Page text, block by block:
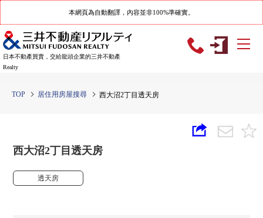
本網頁為自動翻譯，內容並非100%準確實。
日本不動產買賣，交給龍頭企業的三井不動產
Realty
TOP 居住用房屋搜尋 西大沼2丁目透天房
西大沼2丁目透天房
透天房